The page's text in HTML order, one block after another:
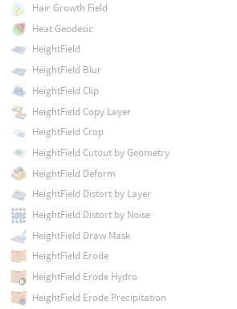
Hair Growth Field
Heat Geodesic
HeightField
HeightField Blur
HeightField Clip
HeightField Copy Layer
HeightField Crop
HeightField Cutout by Geometry
HeightField Deform
HeightField Distort by Layer
HeightField Distort by Noise
HeightField Draw Mask
HeightField Erode
HeightField Erode Hydro
HeightField Erode Precipitation